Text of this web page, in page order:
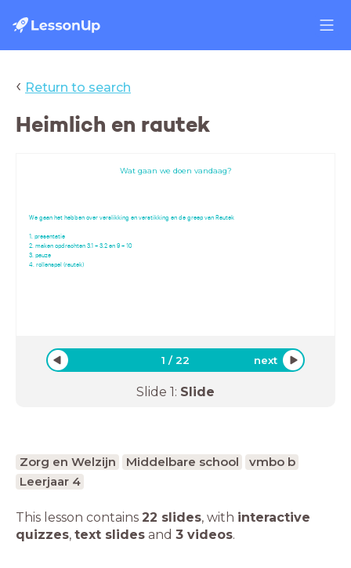
‹ Return to search
Heimlich en rautek
Wat gaan we doen vandaag?
We gaan het hebben over verslikking en verstikking en de greep van Rautek
1. presentatie
2. maken opdrachten 3.1 + 3.2 en 9 + 10
3. pauze
4. rollenspel (rautek)
1 /22 next
Slide 1: Slide
Zorg en Welzijn Middelbare school
vmbo b
Leerjaar 4
This lesson contains 22 slides, with interactive
quizzes, text slides and 3 videos.